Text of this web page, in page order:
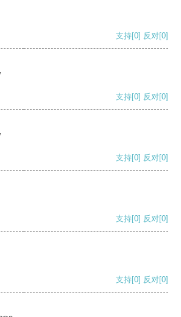
支持[0] 反对[0]
支持[0] 反对[0]
支持[0] 反对[0]
支持[0] 反对[0]
支持[0] 反对[0]